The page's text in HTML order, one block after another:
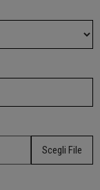
Scegli File